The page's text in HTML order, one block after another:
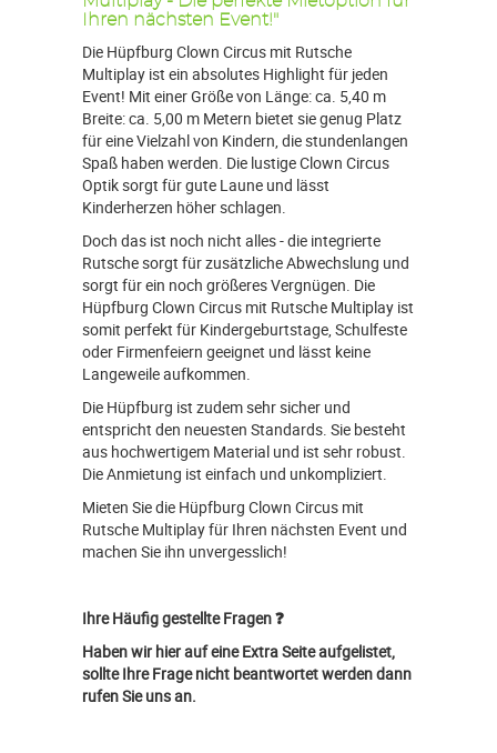
Ihren nächsten Event!"
Die Hüpfburg Clown Circus mit Rutsche
Multiplay ist ein absolutes Highlight für jeden
Event! Mit einer Größe von Länge: ca. 5,40 m
Breite: ca. 5,00 m Metern bietet sie genug Platz
für eine Vielzahl von Kindern, die stundenlangen
Spaß haben werden. Die lustige Clown Circus
Optik sorgt für gute Laune und lässt
Kinderherzen höher schlagen.
Doch das ist noch nicht alles - die integrierte
Rutsche sorgt für zusätzliche Abwechslung und
sorgt für ein noch größeres Vergnügen. Die
Hüpfburg Clown Circus mit Rutsche Multiplay ist
somit perfekt für Kindergeburtstage, Schulfeste
oder Firmenfeiern geeignet und lässt keine
Langeweile aufkommen.
Die Hüpfburg ist zudem sehr sicher und
entspricht den neuesten Standards. Sie besteht
aus hochwertigem Material und ist sehr robust.
Die Anmietung ist einfach und unkompliziert.
Mieten Sie die Hüpfburg Clown Circus mit
Rutsche Multiplay für Ihren nächsten Event und
machen Sie ihn unvergesslich!
Ihre Häufig gestellte Fragen ❓
Haben wir hier auf eine Extra Seite aufgelistet,
sollte Ihre Frage nicht beantwortet werden dann
rufen Sie uns an.